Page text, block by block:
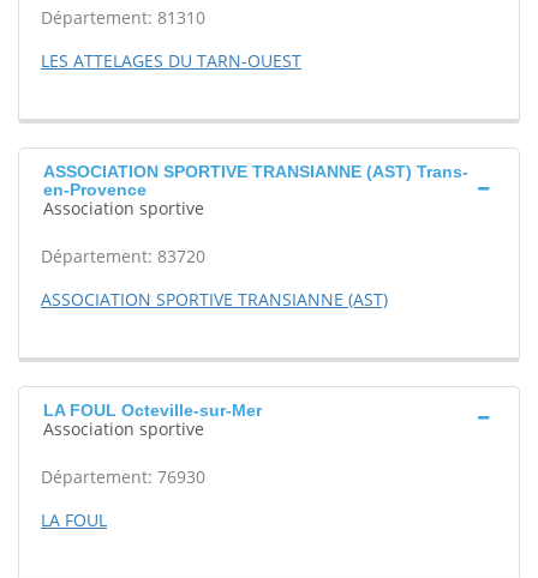
Département: 81310
LES ATTELAGES DU TARN-OUEST
ASSOCIATION SPORTIVE TRANSIANNE (AST) Trans-
en-Provence
Association sportive
Département: 83720
ASSOCIATION SPORTIVE TRANSIANNE (AST)
LA FOUL Octeville-sur-Mer
Association sportive
Département: 76930
LA FOUL